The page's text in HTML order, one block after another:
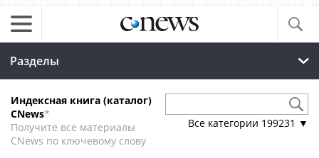
Разделы
Индексная книга (каталог)
CNews*
Получите все материалы
CNews по ключевому слову
Все категории 199231 ▼